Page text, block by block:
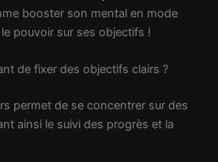
booster son mental en mode
pouvoir sur ses objectifs !
de fixer des objectifs clairs ?
permet de se concentrer sur des
ainsi le suivi des progrès et la